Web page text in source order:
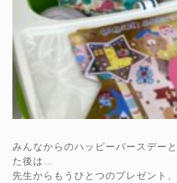
みんなからのハッピーバースデー
た後は…
先生からもうひとつのプレゼント